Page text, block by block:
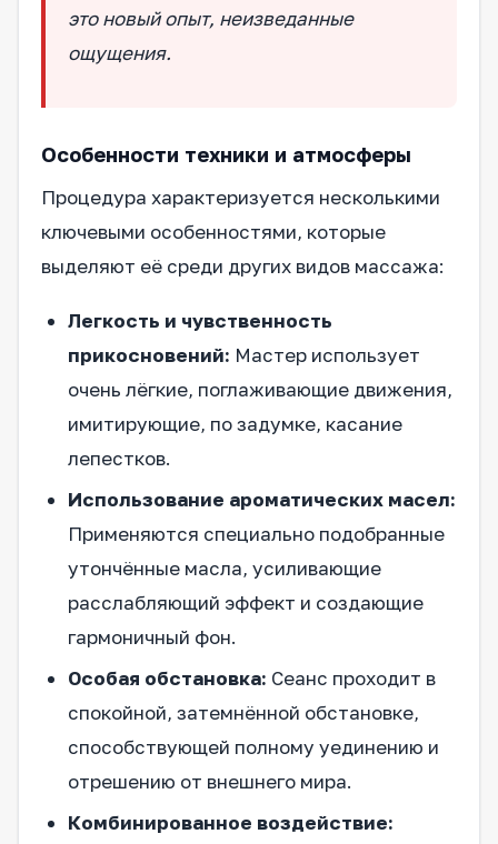
это новый опыт, неизведанные
ощущения.
Особенности техники и атмосферы
Процедура характеризуется несколькими
ключевыми особенностями, которые
выделяют её среди других видов массажа:
Легкость и чувственность
прикосновений: Мастер использует
очень лёгкие, поглаживающие движения,
имитирующие, по задумке, касание
лепестков.
Использование ароматических масел:
Применяются специально подобранные
утончённые масла, усиливающие
расслабляющий эффект и создающие
гармоничный фон.
Особая обстановка: Сеанс проходит в
спокойной, затемнённой обстановке,
способствующей полному уединению и
отрешению от внешнего мира.
Комбинированное воздействие: